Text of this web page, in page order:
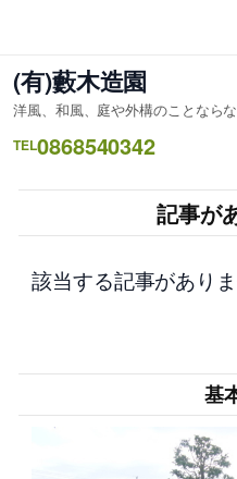
を
ス
キ
ッ
(有)藪木造園
洋風、和風、庭や外構のことなら
TEL0868540342
記事が
該当する記事がありま
基